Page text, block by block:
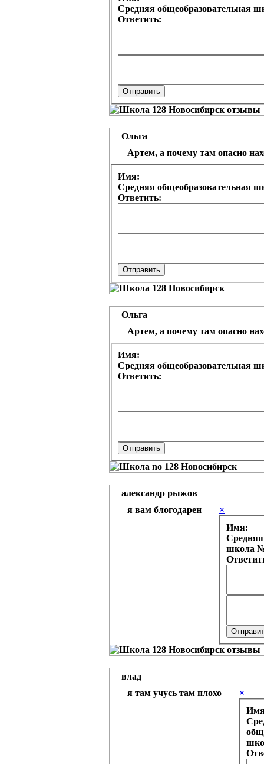
Средняя общеобразовательная
Ответить:
Ольга
Артем, а почему там опасно
Имя:
Средняя общеобразовательная
Ответить:
Ольга
Артем, а почему там опасно
Имя:
Средняя общеобразовательная
Ответить:
александр рыжов
я вам блогодарен
×
Имя:
Средняя
школа
влад
я там учусь там плохо
×